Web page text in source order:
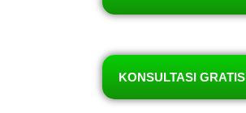
KONSULTASI GRATIS